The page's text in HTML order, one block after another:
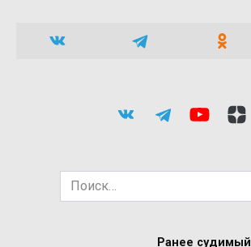
Search
for:
Ранее судимый